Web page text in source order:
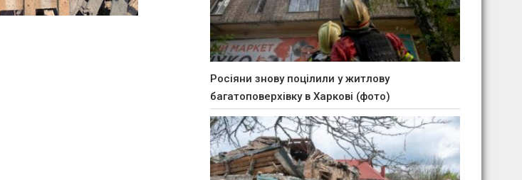
Росіяни знову поцілили у житлову
багатоповерхівку в Харкові (фото)